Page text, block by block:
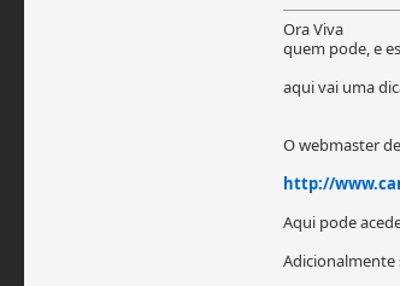
Ora Viva
quem pode, e
aqui vai uma
O webmaster de
http://
Aqui pode
Adicionalmente